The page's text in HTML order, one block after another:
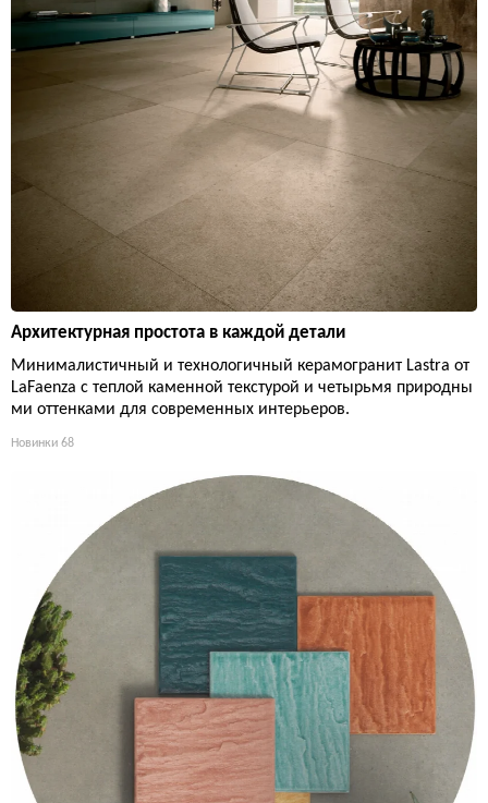
Архитектурная простота в каждой детали
Минималистичный и технологичный керамогранит Lastra от
LaFaenza с теплой каменной текстурой и четырьмя природны
ми оттенками для современных интерьеров.
Новинки 68